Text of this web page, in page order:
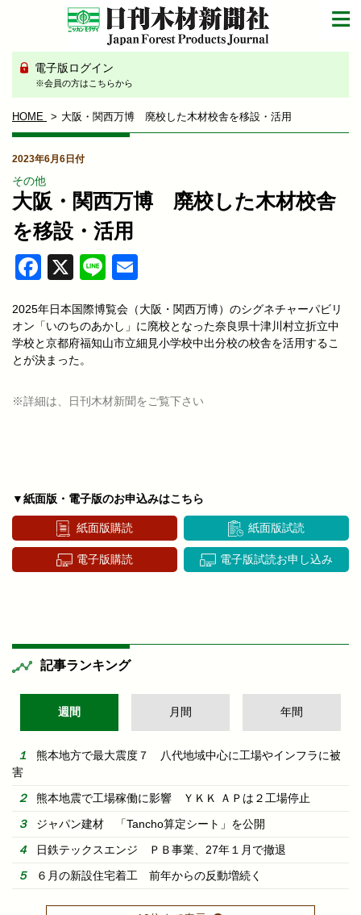
電子版ログイン
※会員の方はこちらから
HOME 大阪・関西万博 廃校した木材校舎を移設・活用
2023年6月6日付
その他
大阪・関西万博 廃校した木材校舎
を移設・活用
Facebook
X Line
2025年日本国際博覧会（大阪・関西万博）のシグネチャーパビリ
オン「いのちのあかし」に廃校となった奈良県十津川村立折立中
学校と京都府福知山市立細見小学校中出分校の校舎を活用するこ
とが決まった。
※詳細は、日刊木材新聞をご覧下さい
▼紙面版・電子版のお申込みはこちら
紙面版購読 紙面版試読
電子版購読 電子版試読お申し込み
記事ランキング
週間 月間 年間
熊本地方で最大震度７ 八代地域中心に工場やインフラに被
害
熊本地震で工場稼働に影響 ＹＫＫ ＡＰは２工場停止
ジャパン建材 「Tancho算定シート」を公開
日鉄テックスエンジ ＰＢ事業、27年１月で撤退
６月の新設住宅着工 前年からの反動増続く